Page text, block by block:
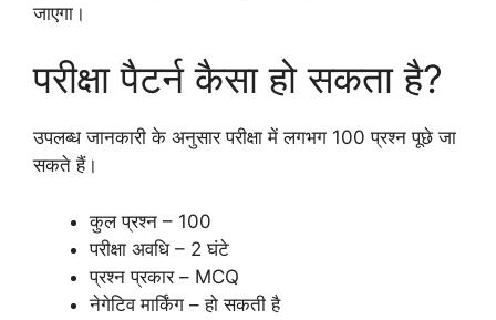
जाएगा।
परीक्षा पैटर्न कैसा हो सकता है?
उपलब्ध जानकारी के अनुसार परीक्षा में लगभग 100 प्रश्न पूछे जा
सकते हैं।
कुल प्रश्न – 100
परीक्षा अवधि – 2 घंटे
प्रश्न प्रकार – MCQ
नेगेटिव मार्किंग – हो सकती है